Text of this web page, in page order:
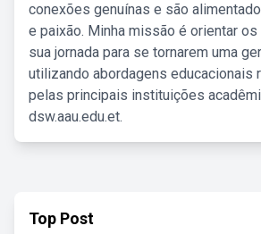
conexões genuínas e são
e paixão. Minha missão é orientar
sua jornada para se tornarem uma
utilizando abordagens educacionais
pelas principais instituições
dsw.aau.edu.et.
Top Post